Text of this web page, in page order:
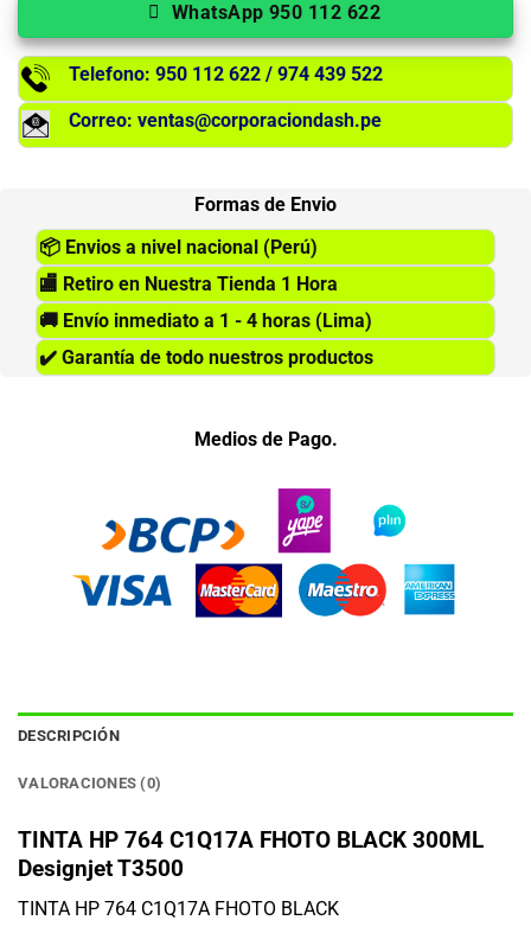
WhatsApp 950 112 622
Telefono: 950 112 622 / 974 439 522
Correo: ventas@corporaciondash.pe
Formas de Envio
📦 Envios a nivel nacional (Perú)
🏬 Retiro en Nuestra Tienda 1 Hora
🚚 Envío inmediato a 1 - 4 horas (Lima)
✔️ Garantía de todo nuestros productos
Medios de Pago.
DESCRIPCIÓN
VALORACIONES (0)
TINTA HP 764 C1Q17A FHOTO BLACK 300ML
Designjet T3500
TINTA HP 764 C1Q17A FHOTO BLACK